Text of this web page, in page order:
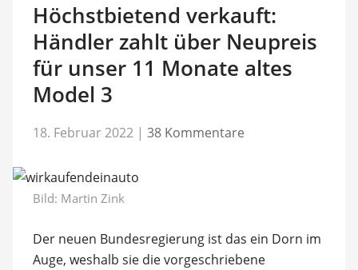
Höchstbietend verkauft:
Händler zahlt über Neupreis
für unser 11 Monate altes
Model 3
18. Februar 2022 | 38 Kommentare
Bild: Martin Zink
Der neuen Bundesregierung ist das ein Dorn im
Auge, weshalb sie die vorgeschriebene